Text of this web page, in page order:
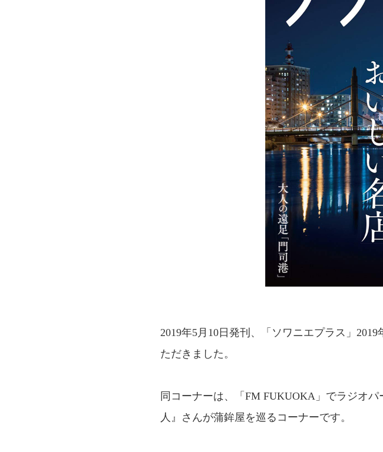
2019年5月10日発刊、「ソワニエプラス」
ただきました。
同コーナーは、「FM FUKUOKA」でラジオ
人』さんが蒲鉾屋を巡るコーナーです。